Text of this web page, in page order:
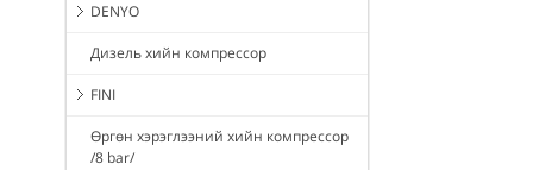
DENYO
Дизель хийн компрессор
FINI
Өргөн хэрэглээний хийн компрессор
/8 bar/